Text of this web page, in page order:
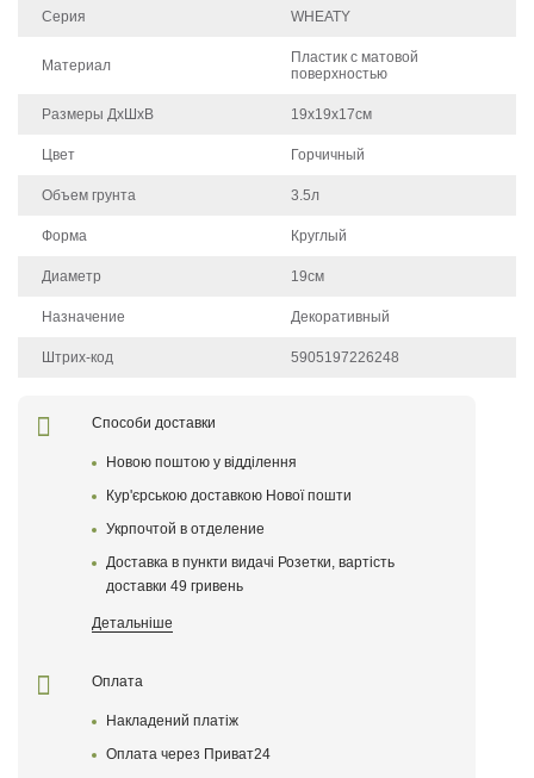
Серия WHEATY
Материал
Пластик с матовой
поверхностью
Размеры ДхШхВ 19х19х17см
Цвет Горчичный
Объем грунта 3.5л
Форма Круглый
Диаметр 19см
Назначение Декоративный
Штрих-код 5905197226248
Написать отзыв
После того как ваш отзыв пройдет модерацию, он
появится на сайте
Поставте оценку товару
Способи доставки
Новою поштою у відділення
Кур'єрською доставкою Нової пошти
Укрпочтой в отделениe
Доставка в пункти видачі Розетки, вартість
доставки 49 гривень
Детальніше
Оплата
Накладений платіж
Оплата через Приват24